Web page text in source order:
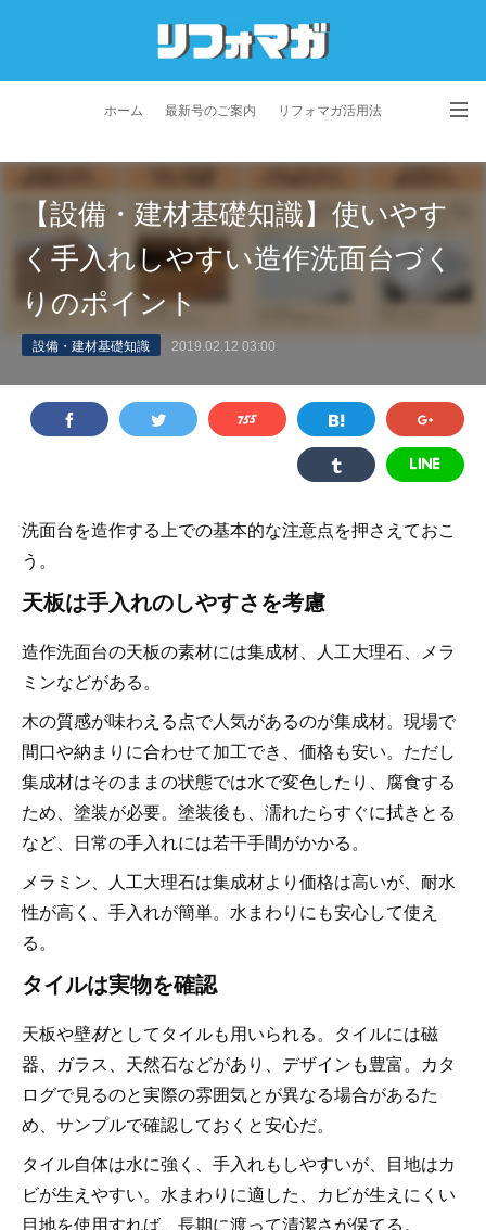
ホーム 最新号のご案内 リフォマガ活用法
お問い合わせ よくあるご質問 特定商取引法に基づく表記
プライバシーポリシー 利用規約 会社概要
【設備・建材基礎知識】使いやす
く手入れしやすい造作洗面台づく
りのポイント
設備・建材基礎知識 2019.02.12 03:00
洗面台を造作する上での基本的な注意点を押さえておこ
う。
天板は手入れのしやすさを考慮
造作洗面台の天板の素材には集成材、人工大理石、メラ
ミンなどがある。
木の質感が味わえる点で人気があるのが集成材。現場で
間口や納まりに合わせて加工でき、価格も安い。ただし
集成材はそのままの状態では水で変色したり、腐食する
ため、塗装が必要。塗装後も、濡れたらすぐに拭きとる
など、日常の手入れには若干手間がかかる。
メラミン、人工大理石は集成材より価格は高いが、耐水
性が高く、手入れが簡単。水まわりにも安心して使え
る。
タイルは実物を確認
天板や壁材としてタイルも用いられる。タイルには磁
器、ガラス、天然石などがあり、デザインも豊富。カタ
ログで見るのと実際の雰囲気とが異なる場合があるた
め、サンプルで確認しておくと安心だ。
タイル自体は水に強く、手入れもしやすいが、目地はカ
ビが生えやすい。水まわりに適した、カビが生えにくい
目地を使用すれば、長期に渡って清潔さが保てる。